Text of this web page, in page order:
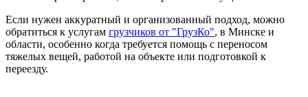
Если нужен аккуратный и организованный подход, можно
обратиться к услугам грузчиков от "ГрузКо", в Минске и
области, особенно когда требуется помощь с переносом
тяжелых вещей, работой на объекте или подготовкой к
переезду.